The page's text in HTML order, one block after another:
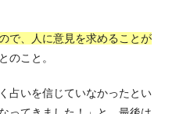
で、人に意見を求めることが
のこと。
占いを信じていなかったとい